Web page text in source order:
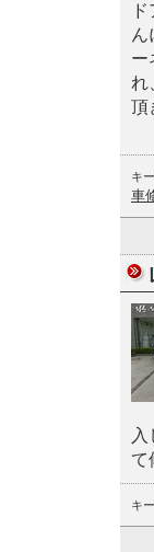
ん
ー
れ
頂
キ
車
て
キ